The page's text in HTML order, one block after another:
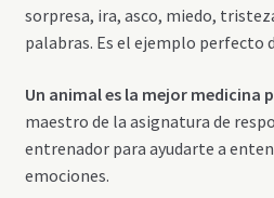
sorpresa, ira, asco, miedo,
palabras. Es el ejemplo perfecto
Un animal es la mejor medicina
maestro de la asignatura de
entrenador para ayudarte a
emociones.